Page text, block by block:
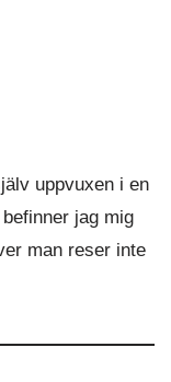
uppvuxen i en
jag mig
man reser inte